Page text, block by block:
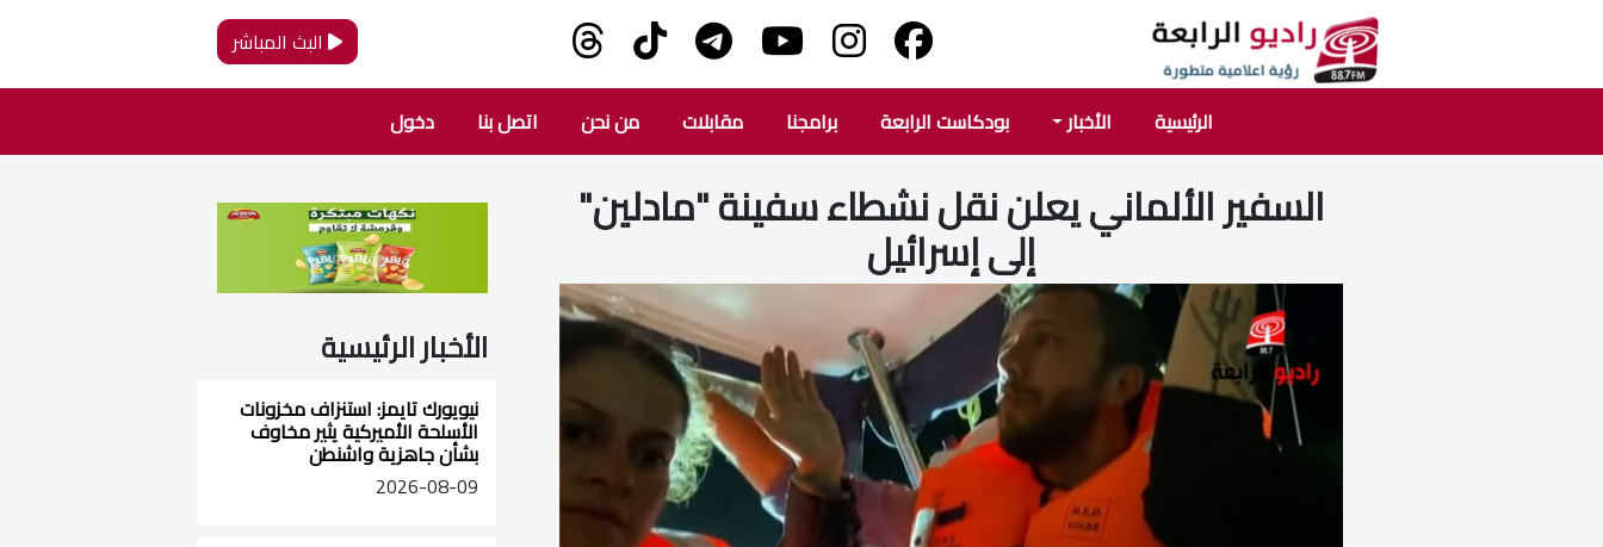
البث المباشر
الرئيسية الأخبار بودكاست الرابعة برامجنا مقابلات من نحن اتصل بنا دخول
السفير الألماني يعلن نقل نشطاء سفينة "مادلين"
إلى إسرائيل
الأخبار الرئيسية
نيويورك تايمز: استنزاف مخزونات
الأسلحة الأميركية يثير مخاوف
بشأن جاهزية واشنطن
2026-08-09